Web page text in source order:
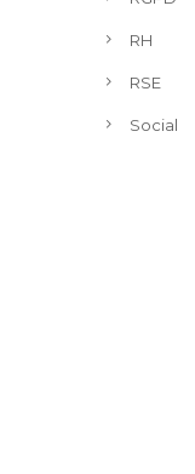
RH
RSE
Social